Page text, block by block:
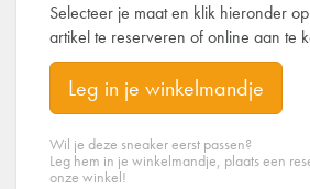
Selecteer je maat en klik hieronder
artikel te reserveren of online aan te
Leg in je winkelmandje
Wil je deze sneaker eerst passen?
Leg hem in je winkelmandje, plaats een
onze winkel!